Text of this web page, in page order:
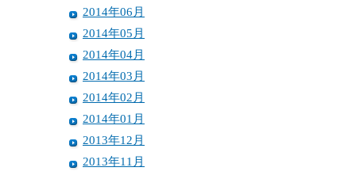
2014年06月
2014年05月
2014年04月
2014年03月
2014年02月
2014年01月
2013年12月
2013年11月